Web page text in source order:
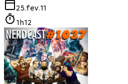
25.fev.11
1h12